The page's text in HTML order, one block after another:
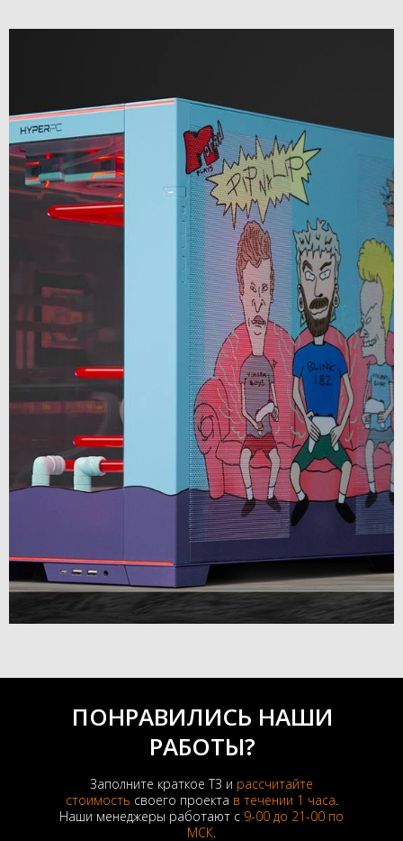
Заполните краткое ТЗ и рассчитайте
стоимость своего проекта в течении 1 часа
Наши менеджеры работают с 9-00 до 21-00 по
МСК
ПОНРАВИЛИСЬ НАШИ
РАБОТЫ?